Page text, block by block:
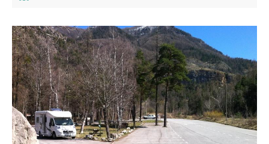
A pochi passi dalle fortificazioni, in un parcheggio
ombreggiato, è disponibile gratuitamente il parcheggio
attrezzato per il campeggio.